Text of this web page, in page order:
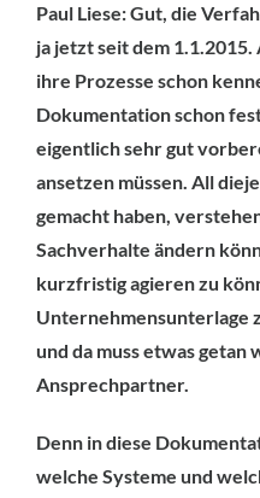
Paul Liese: Gut, die
ja jetzt seit dem
ihre Prozesse schon
Dokumentation schon
eigentlich sehr gut
ansetzen müssen. All
gemacht haben,
Sachverhalte ändern
kurzfristig agieren zu
Unternehmensunterlage
und da muss etwas getan
Ansprechpartner.
Denn in diese
welche Systeme und